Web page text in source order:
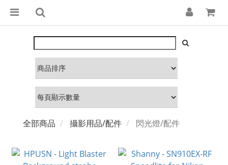
全部商品 攝影用品/配件 閃光燈/配件